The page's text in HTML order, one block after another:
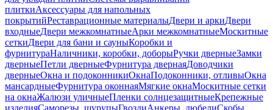
плиткиАксессуары для напольных
покрытийРеставрационные материалыДвери и аркиДвери
входныеДвери межкомнатныеАрки межкомнатныеМоскитные
сеткиДвери для бани и сауныКоробки и
фурнитураНаличники, коробки, доборыРучки дверныеЗамки
дверныеПетли дверныеФурнитура двернаяДоводчики
дверныеОкна и подоконникиОкнаПодоконники, отливыОкна
мансардныеФурнитура оконнаяМягкие окнаМоскитные сетки
на окнаЖалюзи уличныеПленки солнцезащитныеКрепежные
изделияСаморезы, шурупыГвоздиАнкеры, дюбелиСкобы,